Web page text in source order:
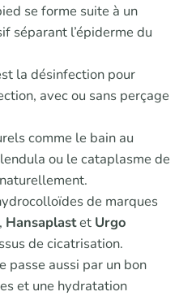
se forme suite à un
séparant l’épiderme du
la désinfection pour
avec ou sans perçage
comme le bain au
ou le cataplasme de
de marques
, Hansaplastet Urgo
de cicatrisation.
passe aussi par un bon
et une hydratation